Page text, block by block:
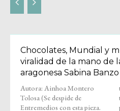
Chocolates, Mundial y
viralidad de la mano de
aragonesa Sabina Banzo
Autora: Ainhoa Montero
Tolosa (Se despide de
Entremedios con esta pieza.
tras años como reportera de
televisión y locutora de spots
para grandes marcas,